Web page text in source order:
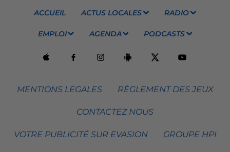
ACCUEIL ACTUS LOCALES RADIO
EMPLOI AGENDA PODCASTS
MENTIONS LEGALES RÈGLEMENT DES JEUX
CONTACTEZ NOUS
VOTRE PUBLICITÉ SUR EVASION GROUPE HPI